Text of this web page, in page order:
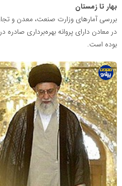
بهار تا زمستان
بررسی آمارهای وزارت صنعت، معدن و
بوده است.
پایگاه
اطلاع
رسانی
معدن
پیشرو